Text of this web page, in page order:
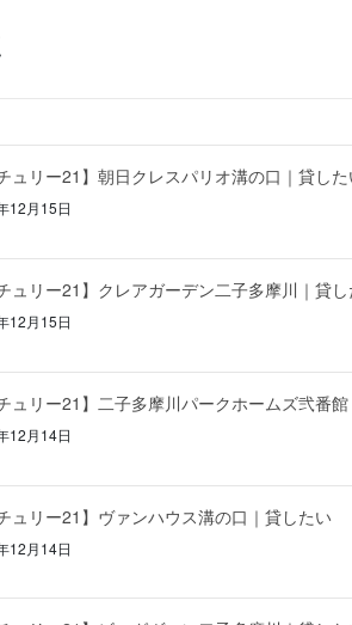
ュリー21】朝日クレスパリオ溝の口｜貸し
12月15日
ュリー21】クレアガーデン二子多摩川｜貸
12月15日
ュリー21】二子多摩川パークホームズ弐番
12月14日
ュリー21】ヴァンハウス溝の口｜貸したい
12月14日